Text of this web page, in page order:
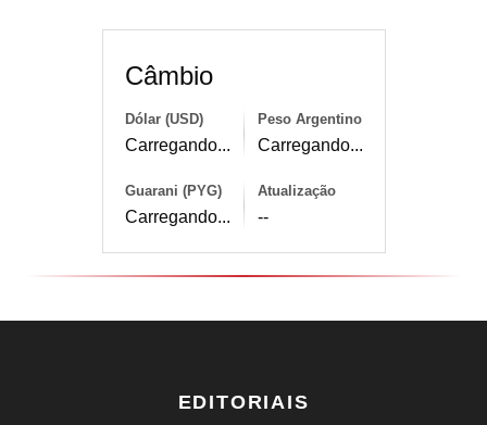
Câmbio
Dólar (USD)
Carregando...
Peso Argentino
Carregando...
Guarani (PYG)
Carregando...
Atualização
--
EDITORIAIS